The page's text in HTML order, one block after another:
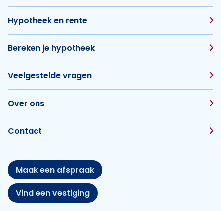
Hypotheek en rente
Bereken je hypotheek
Veelgestelde vragen
Over ons
Contact
Maak een afspraak
Vind een vestiging